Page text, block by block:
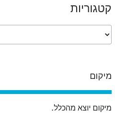
קטגוריות
מיקום
מיקום יוצא מהכלל.